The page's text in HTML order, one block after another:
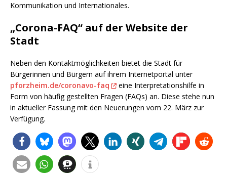
Kommunikation und Internationales.
„Corona-FAQ“ auf der Website der
Stadt
Neben den Kontaktmöglichkeiten bietet die Stadt für
Bürgerinnen und Bürgern auf ihrem Internetportal unter
pforzheim.de/coronavo-faq
eine Interpretationshilfe in
Form von häufig gestellten Fragen (FAQs) an. Diese stehe nun
in aktueller Fassung mit den Neuerungen vom 22. März zur
Verfügung.